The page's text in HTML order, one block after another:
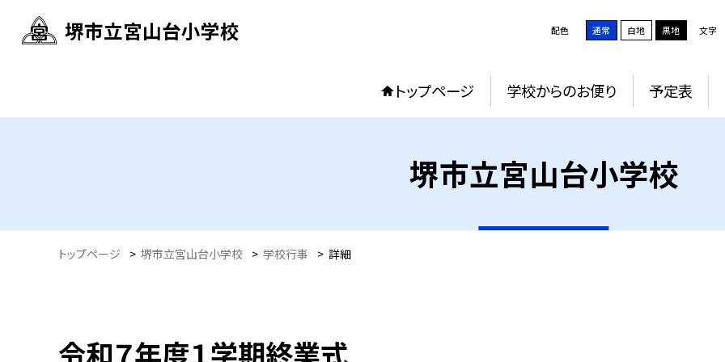
堺市立宮山台小学校 配色 通常 白地 黒地 文字
トップページ 学校からのお便り 予定表
堺市立宮山台小学校
トップページ > 堺市立宮山台小学校 > 学校行事 > 詳細
令和７年度１学期終業式